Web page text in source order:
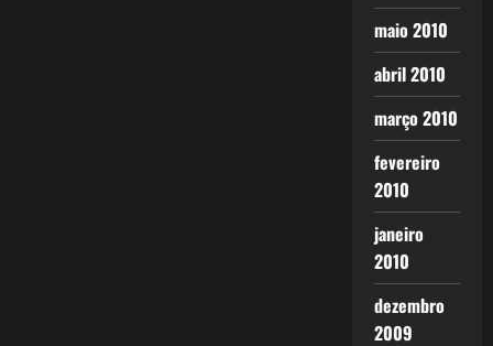
maio 2010
abril 2010
março 2010
fevereiro
2010
janeiro
2010
dezembro
2009